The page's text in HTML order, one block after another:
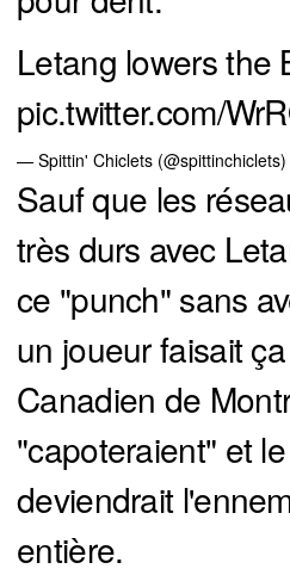
Letang lowers the
pic.twitter.com/
— Spittin' Chiclets (@spittinchiclets)
Sauf que les
très durs avec
ce "punch" sans
un joueur faisait
Canadien de
"capoteraient" et
deviendrait
entière.